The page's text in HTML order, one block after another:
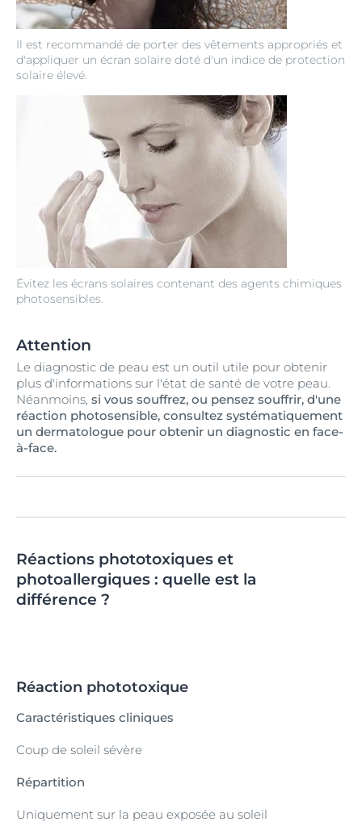
Il est recommandé de porter des vêtements appropriés et
d'appliquer un écran solaire doté d'un indice de protection
solaire élevé.
Évitez les écrans solaires contenant des agents chimiques
photosensibles.
Attention
Le diagnostic de peau est un outil utile pour obtenir
plus d'informations sur l'état de santé de votre peau.
Néanmoins, si vous souffrez, ou pensez souffrir, d'une
réaction photosensible, consultez systématiquement
un dermatologue pour obtenir un diagnostic en face-
à-face.
Réactions phototoxiques et
photoallergiques : quelle est la
différence ?
Réaction phototoxique
Caractéristiques cliniques
Coup de soleil sévère
Répartition
Uniquement sur la peau exposée au soleil